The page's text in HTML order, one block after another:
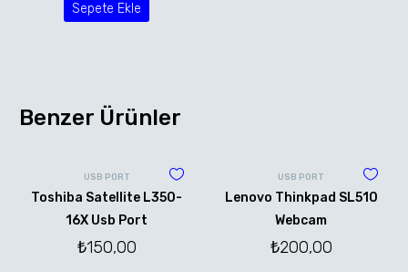
Sepete Ekle
Benzer Ürünler
USB PORT
Toshiba Satellite L350-
16X Usb Port
₺150,00
USB PORT
Lenovo Thinkpad SL510
Webcam
₺200,00